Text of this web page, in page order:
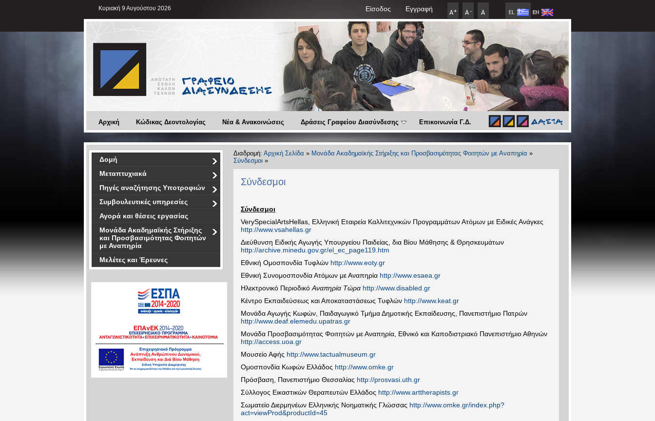
Κυριακή 9 Αυγούστου 2026 Εγγραφή
Είσοδος
Αρχική Κώδικας Δεοντολογίας Νέα & Ανακοινώσεις Δράσεις Γραφείου Διασύνδεσης Επικοινωνία Γ.Δ.
Δομή
Μεταπτυχιακά
Πηγές αναζήτησης Υποτροφιών
Συμβουλευτικές υπηρεσίες
Αγορά και θέσεις εργασίας
Μονάδα Ακαδημαϊκής Στήριξης
και Προσβασιμότητας Φοιτητών
με Αναπηρία
Μελέτες και Έρευνες
Διαδρομή: Αρχική Σελίδα » Μονάδα Ακαδημαϊκής Στήριξης και Προσβασιμότητας Φοιτητών με Αναπηρία »
Σύνδεσμοι »
Σύνδεσμοι
Σύνδεσμοι
VerySpecialArtsHellas, Ελληνική Εταιρεία Καλλιτεχνικών Προγραμμάτων Ατόμων με Ειδικές Ανάγκες
http://www.vsahellas.gr
Διεύθυνση Ειδικής Αγωγής Υπουργείου Παιδείας, δια Βίου Μάθησης & Θρησκευμάτων
http://archive.minedu.gov.gr/el_ec_page119.htm
Εθνική Ομοσπονδία Τυφλών http://www.eoty.gr
Εθνική Συνομοσπονδία Ατόμων με Αναπηρία http://www.esaea.gr
Ηλεκτρονικό Περιοδικό Αναπηρία Τώρα http://www.disabled.gr
Κέντρο Εκπαιδεύσεως και Αποκαταστάσεως Τυφλών http://www.keat.gr
Μονάδα Αγωγής Κωφών, Παιδαγωγικό Τμήμα Δημοτικής Εκπαίδευσης, Πανεπιστήμιο Πατρών
http://www.deaf.elemedu.upatras.gr
Μονάδα Προσβασιμότητας Φοιτητών με Αναπηρία, Εθνικό και Καποδιστριακό Πανεπιστήμιο Αθηνών
http://access.uoa.gr
Μουσείο Αφής http://www.tactualmuseum.gr
Ομοσπονδία Κωφών Ελλάδος http://www.omke.gr
Πρόσβαση, Πανεπιστήμιο Θεσσαλίας http://prosvasi.uth.gr
Σύλλογος Εικαστικών Θεραπευτών Ελλάδος http://www.arttherapists.gr
Σωματείο Διερμηνέων Ελληνικής Νοηματικής Γλώσσας http://www.omke.gr/index.php?
act=viewProd&productId=45